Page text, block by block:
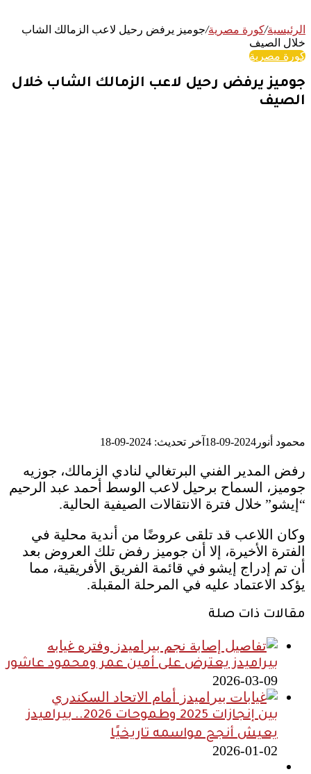
الرئيسية/كورة مصرية/جوميز يرفض رحيل لاعب الزمالك الشاب
خلال الصيف
كورة مصرية
جوميز يرفض رحيل لاعب الزمالك الشاب خلال
الصيف
محمود أنور 2024-09-18 آخر تحديث: 2024-09-18
رفض المدير الفني البرتغالي لنادي الزمالك، جوزيه
جوميز، السماح برحيل لاعب الوسط أحمد عبد الرحيم
“إيشو” خلال فترة الانتقالات الصيفية الحالية.
وكان اللاعب قد تلقى عروضًا من أندية محلية في
الفترة الأخيرة، إلا أن جوميز رفض تلك العروض بعد
أن تم إدراج إيشو في قائمة الفريق الأفريقية، مما
يؤكد الاعتماد عليه في المرحلة المقبلة.
مقالات ذات صلة
بيراميدز يعترض على أمين عمر ومحمود عاشور
2026-03-09
بين إنجازات 2025 وطموحات 2026.. بيراميدز
يعيش أنجح مواسمه تاريخيًا
2026-01-02